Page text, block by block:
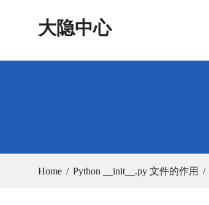
大隐中心
Home Python __init__.py 文件的作用